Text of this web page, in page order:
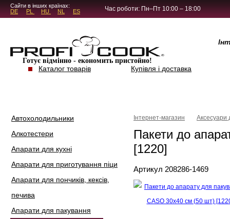
5.4.45Сайти в інших країнах:
DE
PL HU NL ES Час роботи: Пн–Пт 10:00 – 18:00
Готує відмінно - економить пристойно!
Каталог товарів Купівля і доставка
Автохолодильники
Алкотестери
Апарати для кухні
Апарати для приготування піци
Апарати для пончиків, кексів,
печива
Апарати для пакування
Інтернет-магазин Аксесуари
Пакети до
[1220]
Артикул 208286-1469